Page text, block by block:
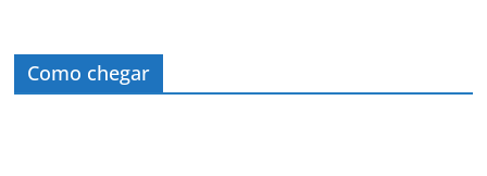
Como chegar